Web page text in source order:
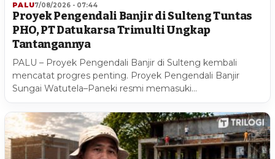
PALU7/08/2026 - 07:44
Proyek Pengendali Banjir di Sulteng Tuntas
PHO, PT Datukarsa Trimulti Ungkap
Tantangannya
PALU – Proyek Pengendali Banjir di Sulteng kembali
mencatat progres penting. Proyek Pengendali Banjir
Sungai Watutela–Paneki resmi memasuki…